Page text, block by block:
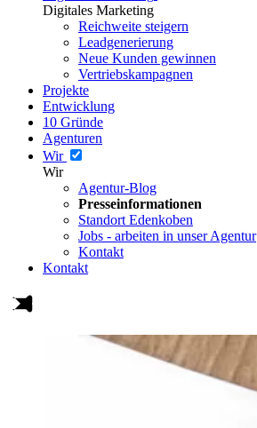
Digitales Marketing
Reichweite steigern
Leadgenerierung
Neue Kunden gewinnen
Vertriebskampagnen
Projekte
Entwicklung
10 Gründe
Agenturen
Wir
Wir
Agentur-Blog
Presseinformationen
Standort Edenkoben
Jobs - arbeiten in unser Agentur
Kontakt
Kontakt